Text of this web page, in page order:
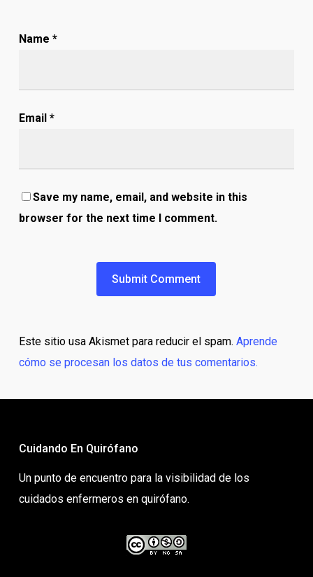
Name *
Email *
Save my name, email, and website in this
browser for the next time I comment.
Este sitio usa Akismet para reducir el spam. Aprende
cómo se procesan los datos de tus comentarios.
Cuidando En Quirófano
Un punto de encuentro para la visibilidad de los
cuidados enfermeros en quirófano.